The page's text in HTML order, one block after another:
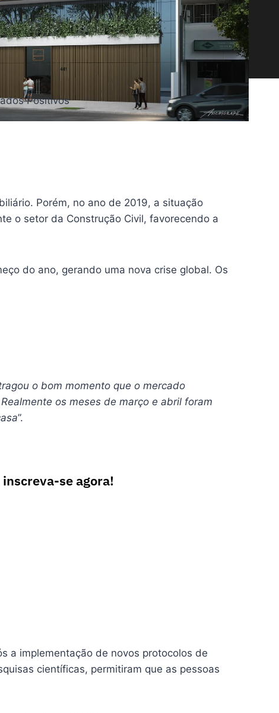
Positivos
Porém, no ano de 2019, a situação
o setor da Construção Civil, favorecendo a
do ano, gerando uma nova crise global. Os
o bom momento que o mercado
os meses de março e abril foram
”.
se agora!
a implementação de novos protocolos de
científicas, permitiram que as pessoas